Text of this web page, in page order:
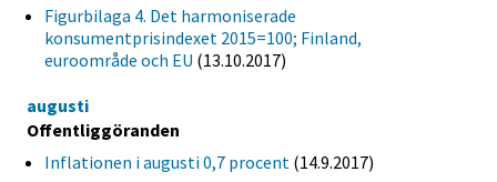
Figurbilaga 4. Det harmoniserade
konsumentprisindexet 2015=100; Finland,
euroområde och EU (13.10.2017)
augusti
Offentliggöranden
Inflationen i augusti 0,7 procent (14.9.2017)